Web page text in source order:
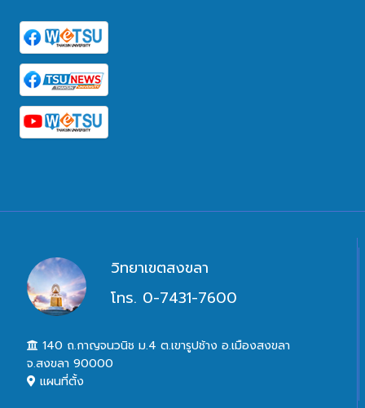
วิทยาเขตสงขลา
โทร. 0-7431-7600
140 ถ.กาญจนวนิช ม.4 ต.เขารูปช้าง อ.เมืองสงขลา
จ.สงขลา 90000
แผนที่ตั้ง